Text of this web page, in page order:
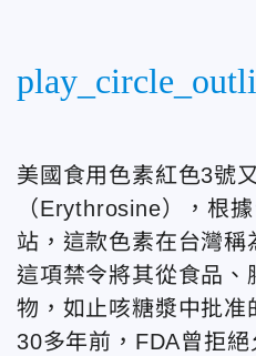
美國食用色素紅色3號
（Erythrosine），根
站，這款色素在台灣稱
這項禁令將其從食品、
物，如止咳糖漿中批准
30多年前，FDA曾拒